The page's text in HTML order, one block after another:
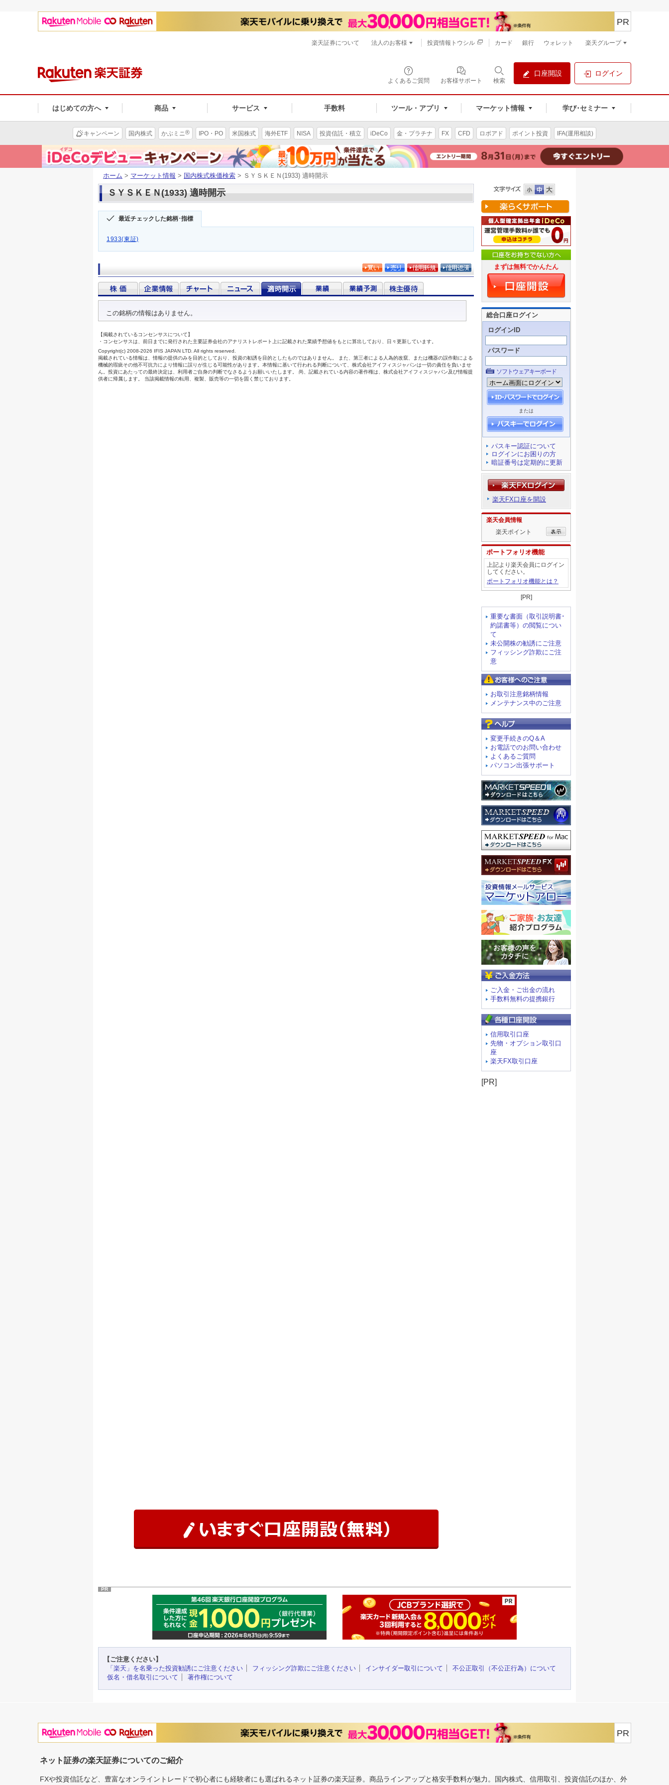
よくあるご質問 お客様サポート 検索
口座開設 ログイン
はじめての方へ 商品 サービス 手数料 ツール・アプリ マーケット情報 学び･セミナー
PR
楽天証券について 法人のお客様 投資情報トウシル カード 銀行 ウォレット 楽天グループ
キャンペーン 国内株式 かぶミニ® IPO・PO 米国株式 海外ETF NISA 投資信託・積立 iDeCo 金・プラチナ FX CFD ロボアド ポイント投資 IFA(運用相談)
ホーム > マーケット情報 > 国内株式株価検索 > ＳＹＳＫＥＮ(1933) 適時開示
ＳＹＳＫＥＮ(1933) 適時開示
最近チェックした銘柄･指標
1933(東証)
まずは無料でかんたん
総合口座ログイン
ログインID
パスワード
ソフトウェアキーボード
または
パスキー認証について
ログインにお困りの方
暗証番号は定期的に更新
楽天FX口座を開設
楽天会員情報
楽天ポイント
ポートフォリオ機能
上記より楽天会員にログイン
してください。
ポートフォリオ機能とは？
[PR]
重要な書面（取引説明書･
約諾書等）の閲覧につい
て
未公開株の勧誘にご注意
フィッシング詐欺にご注
意
お取引注意銘柄情報
メンテナンス中のご注意
変更手続きのQ＆A
お電話でのお問い合わせ
よくあるご質問
パソコン出張サポート
ご入金・ご出金の流れ
手数料無料の提携銀行
信用取引口座
先物・オプション取引口
座
楽天FX取引口座
[PR]
PR
【ご注意ください】
「楽天」を名乗った投資勧誘にご注意ください
フィッシング詐欺にご注意ください インサイダー取引について
不公正取引（不公正行為）について
仮名・借名取引について
著作権について
PR
ネット証券の楽天証券についてのご紹介
FXや投資信託など、豊富なオンライントレードで初心者にも経験者にも選ばれるネット証券の楽天証券。商品ラインアップと格安手数料が魅力。国内株式、信用取引、投資信託のほか、外